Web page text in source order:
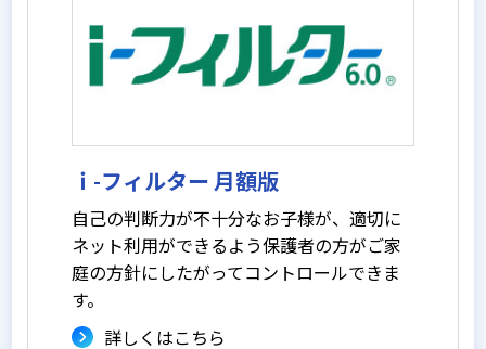
ｉ-フィルター 月額版
自己の判断力が不十分なお子様が、適切に
ネット利用ができるよう保護者の方がご家
庭の方針にしたがってコントロールできま
す。
詳しくはこちら